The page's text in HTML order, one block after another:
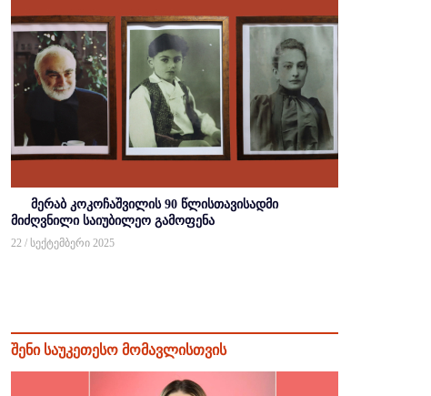
მერაბ კოკოჩაშვილის 90 წლისთავისადმი
მიძღვნილი საიუბილეო გამოფენა
22 / სექტემბერი 2025
შენი საუკეთესო მომავლისთვის